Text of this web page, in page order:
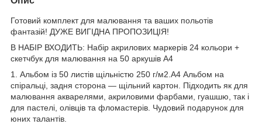
Готовий комплект для малювання та ваших польотів
фантазій! ДУЖЕ ВИГІДНА ПРОПОЗИЦІЯ!
В НАБІР ВХОДИТЬ: Набір акрилових маркерів 24 кольори +
скетчбук для малювання на 50 аркушів А4
1. Альбом із 50 листів щільністю 250 г/м2.А4 Альбом на
спіральці, задня сторона — щільний картон. Підходить як для
малювання акварелями, акриловими фарбами, гуашшю, так і
для пастелі, олівців та фломастерів. Чудовий подарунок для
юних талантів.